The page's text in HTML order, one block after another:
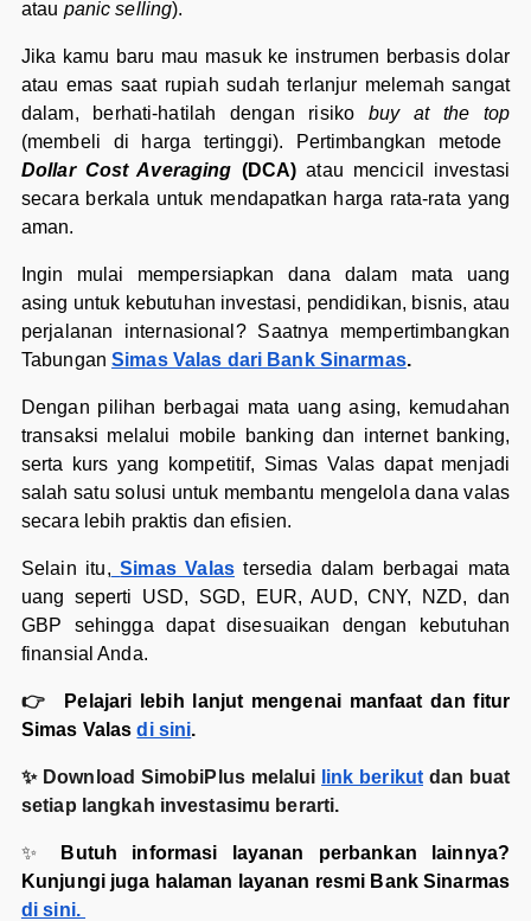
atau panic selling).
Jika kamu baru mau masuk ke instrumen berbasis dolar
atau emas saat rupiah sudah terlanjur melemah sangat
dalam, berhati-hatilah dengan risiko buy at the top
(membeli di harga tertinggi). Pertimbangkan metode
Dollar Cost Averaging (DCA) atau mencicil investasi
secara berkala untuk mendapatkan harga rata-rata yang
aman.
Ingin mulai mempersiapkan dana dalam mata uang
asing untuk kebutuhan investasi, pendidikan, bisnis, atau
perjalanan internasional? Saatnya mempertimbangkan
TabunganSimas Valas dari Bank Sinarmas.
Dengan pilihan berbagai mata uang asing, kemudahan
transaksi melalui mobile banking dan internet banking,
serta kurs yang kompetitif, Simas Valas dapat menjadi
salah satu solusi untuk membantu mengelola dana valas
secara lebih praktis dan efisien.
Selain itu, Simas Valastersedia dalam berbagai mata
uang seperti USD, SGD, EUR, AUD, CNY, NZD, dan
GBP sehingga dapat disesuaikan dengan kebutuhan
finansial Anda.
👉
Pelajari lebih lanjut mengenai manfaat dan fitur
Simas Valasdi sini.
✨ Download SimobiPlus melalui link berikut dan buat
setiap langkah investasimu berarti.
✨
Butuh informasi layanan perbankan lainnya?
Kunjungi juga halaman layanan resmi Bank Sinarmas
di sini.